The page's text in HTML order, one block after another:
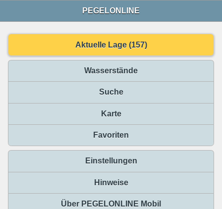
PEGELONLINE
Aktuelle Lage (157)
Wasserstände
Suche
Karte
Favoriten
Einstellungen
Hinweise
Über PEGELONLINE Mobil